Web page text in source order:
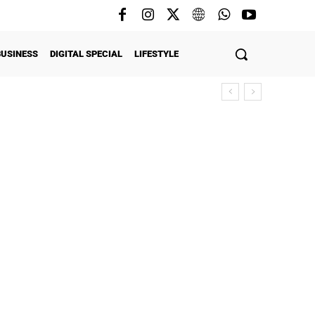
DIGITAL SPECIAL LIFESTYLE